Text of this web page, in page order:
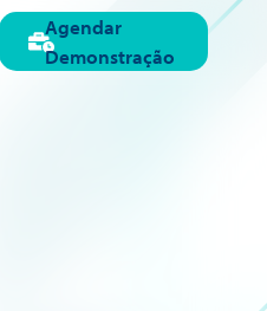
Agendar
Demonstração